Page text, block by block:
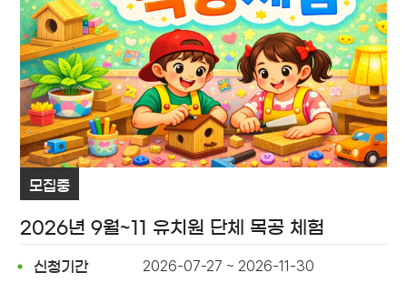
모집중
2026년 9월~11 유치원 단체 목공 체험
신청기간 2026-07-27 ~ 2026-11-30